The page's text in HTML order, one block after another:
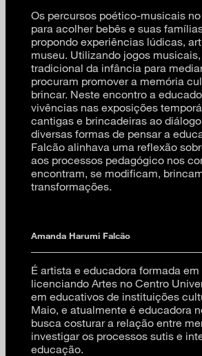
Os percursos poético-musicais
para acolher bebês e suas
propondo experiências lúdicas,
museu. Utilizando jogos
tradicional da infância para
procuram promover a memória
brincar. Neste encontro a
vivências nas exposições
cantigas e brincadeiras ao
diversas formas de pensar a
Falcão alinhava uma reflexão
aos processos pedagógico nos
encontram, se modificam,
transformações.
Amanda Harumi Falcão
É artista e educadora formada
licenciando Artes no Centro
em educativos de instituições
Maio, e atualmente é educadora
busca costurar a relação entre
investigar os processos sutis e
educação.